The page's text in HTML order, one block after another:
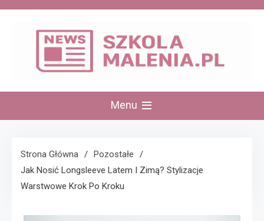
Skip
szkolamalenia.pl
Menu
Strona Główna
Pozostałe
Jak Nosić Longsleeve Latem I Zimą? Stylizacje
Warstwowe Krok Po Kroku